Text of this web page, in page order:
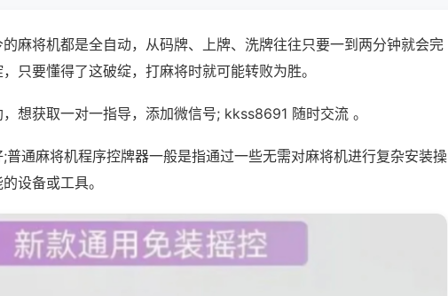
麻将机都是全自动，从码牌、上牌、洗牌往往只要一到两分钟就会完
只要懂得了这破绽，打麻将时就可能转败为胜。
想获取一对一指导，添加微信号; kkss8691 随时交流 。
普通麻将机程序控牌器一般是指通过一些无需对麻将机进行复杂安装操
设备或工具。